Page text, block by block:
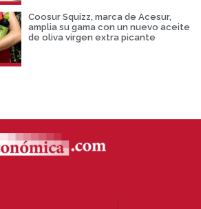
Coosur Squizz, marca de Acesur,
amplia su gama con un nuevo aceite
de oliva virgen extra picante